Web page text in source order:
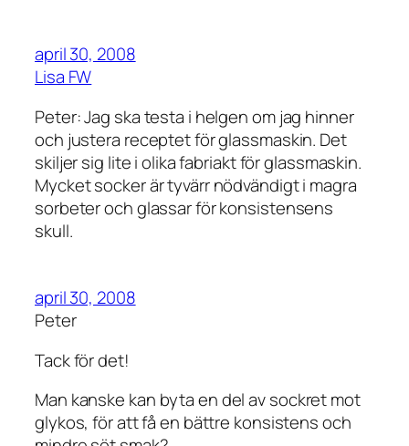
april 30, 2008
Lisa FW
Peter: Jag ska testa i helgen om jag hinner
och justera receptet för glassmaskin. Det
skiljer sig lite i olika fabriakt för glassmaskin.
Mycket socker är tyvärr nödvändigt i magra
sorbeter och glassar för konsistensens
skull.
april 30, 2008
Peter
Tack för det!
Man kanske kan byta en del av sockret mot
glykos, för att få en bättre konsistens och